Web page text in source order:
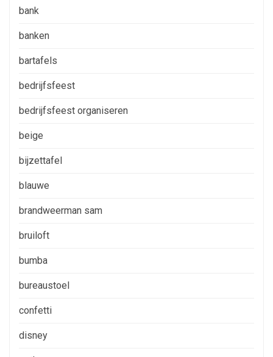
bank
banken
bartafels
bedrijfsfeest
bedrijfsfeest organiseren
beige
bijzettafel
blauwe
brandweerman sam
bruiloft
bumba
bureaustoel
confetti
disney